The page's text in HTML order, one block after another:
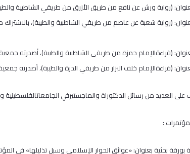
(رواية شعبة عن عاصم من طريقي الشاطبية والطيبة)،
:
بورقة بحثية بعنوان: «عوائق الحوار الإسلامي وسبل تذليلها» في